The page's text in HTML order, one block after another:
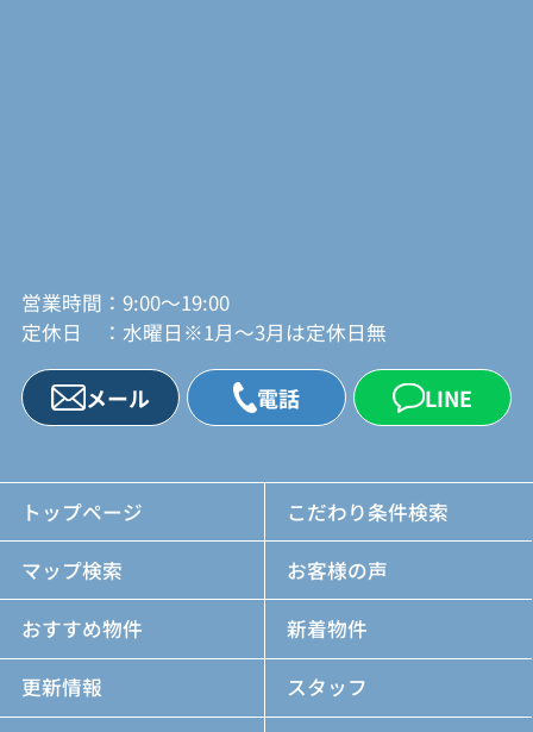
営業時間：9:00～19:00
定休日 ：水曜日※1月～3月は定休日無
メール 電話 LINE
トップページ こだわり条件検索
マップ検索 お客様の声
おすすめ物件 新着物件
更新情報 スタッフ